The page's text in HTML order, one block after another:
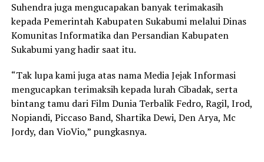
Suhendra juga mengucapakan banyak terimakasih
kepada Pemerintah Kabupaten Sukabumi melalui Dinas
Komunitas Informatika dan Persandian Kabupaten
Sukabumi yang hadir saat itu.
“Tak lupa kami juga atas nama Media Jejak Informasi
mengucapkan terimaksih kepada lurah Cibadak, serta
bintang tamu dari Film Dunia Terbalik Fedro, Ragil, Irod,
Nopiandi, Piccaso Band, Shartika Dewi, Den Arya, Mc
Jordy, dan VioVio,” pungkasnya.